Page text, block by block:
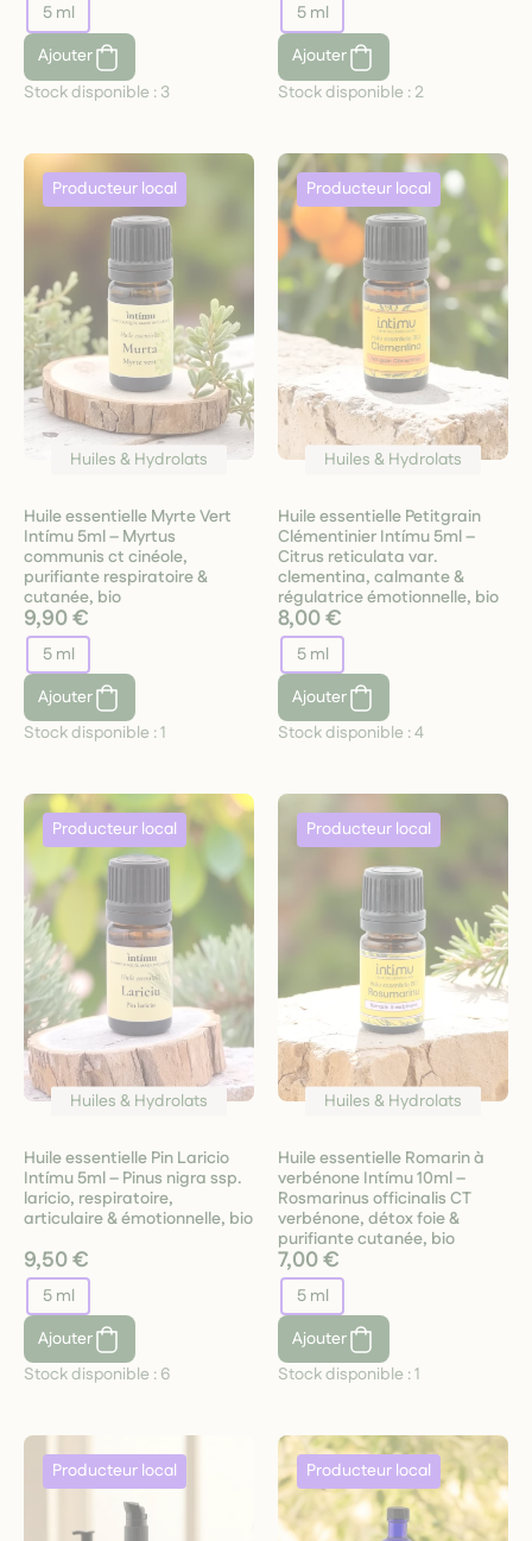
5 ml
Ajouter
Stock disponible : 3
5 ml
Ajouter
Stock disponible : 2
Huiles & Hydrolats
Huile essentielle Myrte Vert
Intímu 5ml – Myrtus
communis ct cinéole,
purifiante respiratoire &
cutanée, bio
9,90 €
5 ml
Ajouter
Stock disponible :1
Huiles & Hydrolats
Huile essentielle Petitgrain
Clémentinier Intímu 5ml –
Citrus reticulata var.
clementina, calmante &
régulatrice émotionnelle, bio
8,00 €
5 ml
Ajouter
Stock disponible :4
Huiles & Hydrolats
Huile essentielle Pin Laricio
Intímu 5ml – Pinus nigra ssp.
laricio, respiratoire,
articulaire & émotionnelle, bio
9,50 €
5 ml
Ajouter
Stock disponible : 6
Huiles & Hydrolats
Huile essentielle Romarin à
verbénone Intímu 10ml –
Rosmarinus officinalis CT
verbénone, détox foie &
purifiante cutanée, bio
7,00 €
5 ml
Ajouter
Stock disponible :1